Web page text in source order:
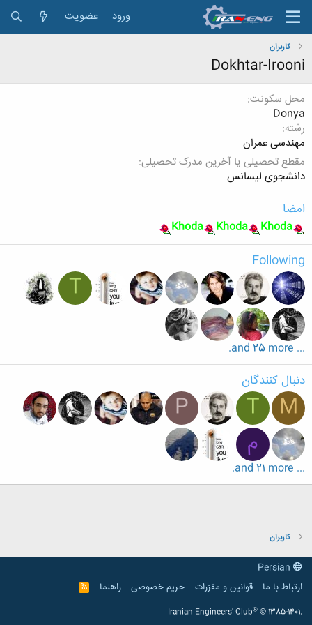
ورود عضویت
کاربران
Dokhtar-Irooni
محل سکونت
Donya
رشته
مهندسی عمران
مقطع تحصیلی یا آخرین مدرک تحصیلی
دانشجوی لیسانس
امضا
Khoda Khoda Khoda
Following
T
... and 25 more.
دنبال کنندگان
M
T
P
م
... and 21 more.
کاربران
ارتباط با ما
قوانین و مقرّرات حریم خصوصی راهنما
R
S
Iranian Engineers' Club® © 1385-1401.